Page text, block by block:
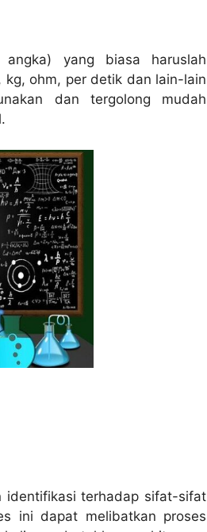
yang biasa haruslah
ohm, per detik dan lain-lain
dan tergolong mudah
identifikasi terhadap sifat-sifat
ini dapat melibatkan proses